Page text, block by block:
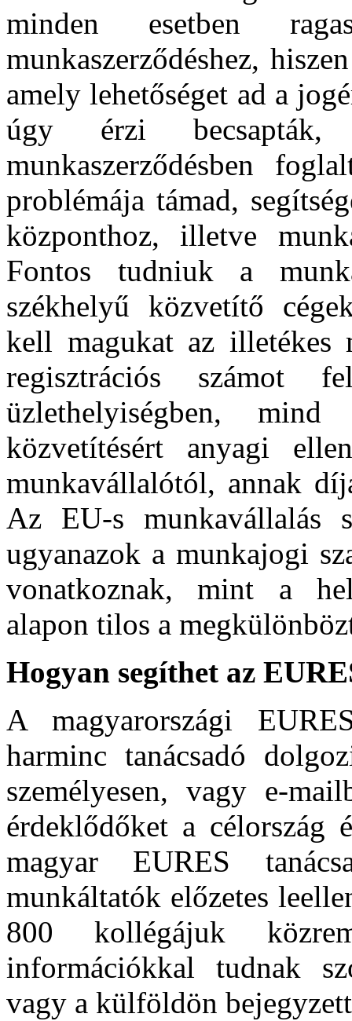
minden esetben
munkaszerződéshez,
amely lehetőséget ad a
úgy érzi
munkaszerződésben
problémája támad,
központhoz, illetve
Fontos tudniuk a
székhelyű közvetítő
kell magukat az illetékes
regisztrációs
üzlethelyiségben,
közvetítésért anyagi
munkavállalótól, annak
Az EU-s munkavállalás
ugyanazok a munkajogi
vonatkoznak, mint a
alapon tilos a
Hogyan segíthet az
A magyarországi
harminc tanácsadó
személyesen, vagy e-
érdeklődőket a célország
magyar EURES
munkáltatók előzetes
800 kollégájuk
információkkal tudnak
vagy a külföldön